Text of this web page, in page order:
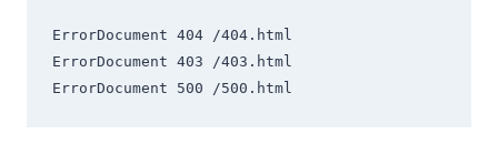
ErrorDocument 404 /404.html
ErrorDocument 403 /403.html